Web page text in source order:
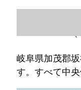
岐阜県加茂郡
す。すべて中